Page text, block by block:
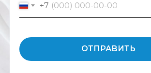
+7
ОТПРАВИТЬ